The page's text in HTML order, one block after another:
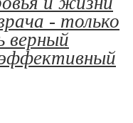
- только